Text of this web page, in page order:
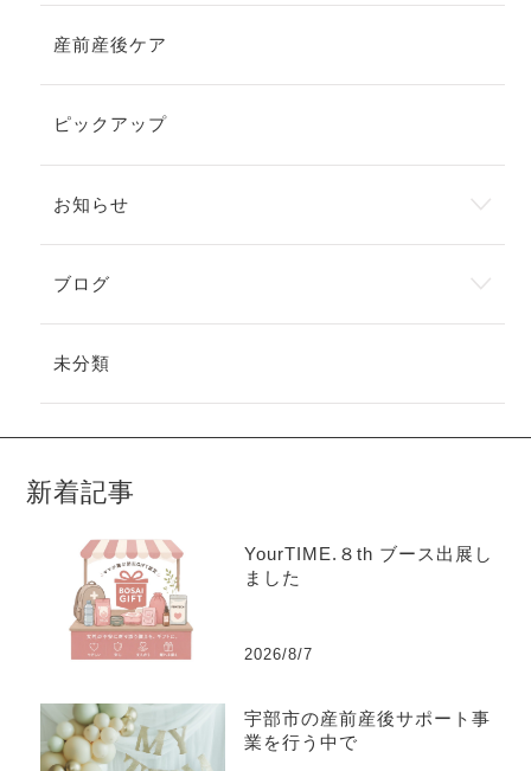
産前産後ケア
ピックアップ
お知らせ
ブログ
未分類
新着記事
YourTIME.８th ブース出展し
ました
2026/8/7
宇部市の産前産後サポート事
業を行う中で